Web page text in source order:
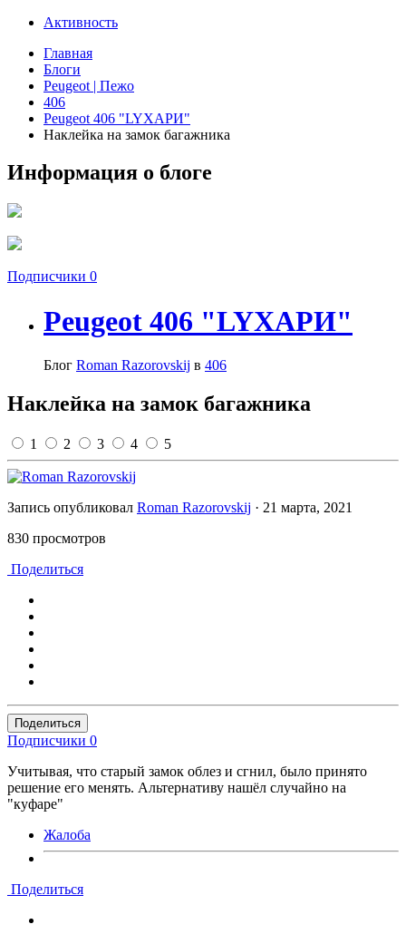
Активность
Главная
Блоги
Peugeot | Пежо
406
Peugeot 406 "LYХАРИ"
Наклейка на замок багажника
Информация о блоге
Подписчики 0
Peugeot 406 "LYХАРИ"
Блог Roman Razorovskij в 406
Наклейка на замок багажника
1 2 3 4 5
Запись опубликовал Roman Razorovskij · 21 марта, 2021
830 просмотров
Поделиться
Поделиться
Подписчики 0
Учитывая, что старый замок облез и сгнил, было принято
решение его менять. Альтернативу нашёл случайно на
"куфаре"
Жалоба
Поделиться